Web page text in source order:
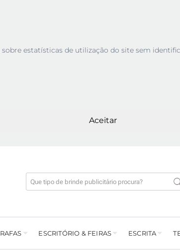
estatísticas de utilização do site sem
Aceitar
ESCRITÓRIO & FEIRAS ESCRITA